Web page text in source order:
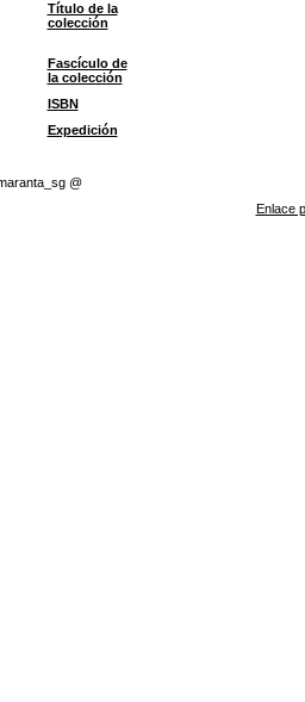
Título de la
colección
Fascículo de
la colección
ISBN
Expedición
@
Enlace